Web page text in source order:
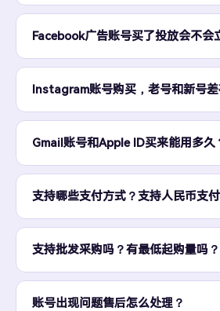
Facebook广告账号买了投放会不会
Instagram账号购买，老号和新号差
Gmail账号和Apple ID买来能用多久
支持哪些支付方式？支持人民币支
支持批发采购吗？有最低起购量吗？
账号出现问题售后怎么处理？